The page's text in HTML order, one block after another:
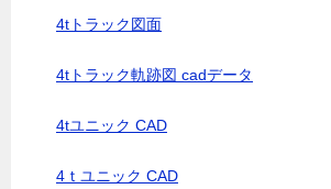
4tトラック図面
4tトラック軌跡図 cadデータ
4tユニック CAD
4ｔユニック CAD